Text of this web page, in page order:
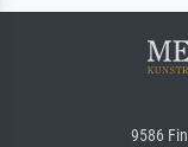
9586